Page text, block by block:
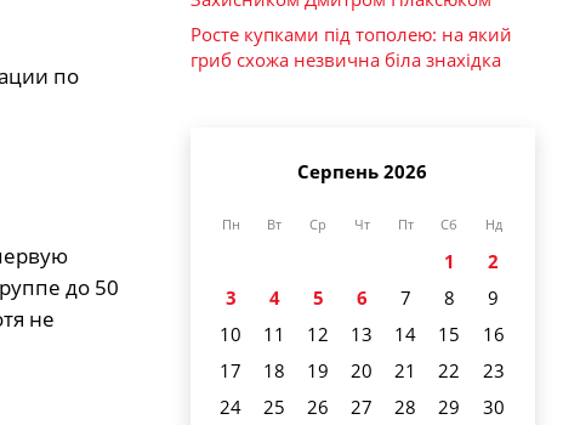
по
до 50
не
Росте купками під тополею: на який
гриб схожа незвична біла знахідка
Серпень 2026
Пн Вт Ср Чт Пт Сб Нд
1
2
3
4 5 6 7 8
9
10
11 12 13 14 15
16
17
18 19 20 21 22
23
24
25 26 27 28 29
30